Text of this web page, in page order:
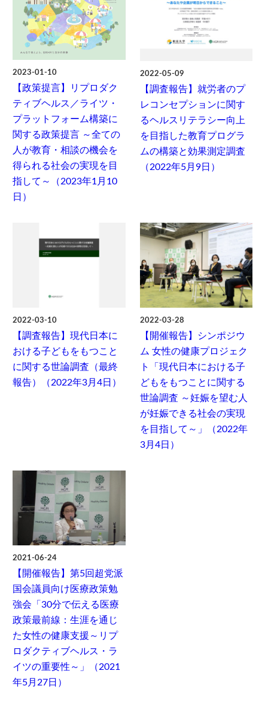
2023-01-10
【政策提言】リプロダク
ティブヘルス／ライツ・
プラットフォーム構築に
関する政策提言 ～全ての
人が教育・相談の機会を
得られる社会の実現を目
指して～（2023年1月10
日）
2022-05-09
【調査報告】就労者のプ
レコンセプションに関す
るヘルスリテラシー向上
を目指した教育プログラ
ムの構築と効果測定調査
（2022年5月9日）
2022-03-10
【調査報告】現代日本に
おける子どもをもつこと
に関する世論調査（最終
報告）（2022年3月4日）
2022-03-28
【開催報告】シンポジウ
ム 女性の健康プロジェク
ト「現代日本における子
どもをもつことに関する
世論調査 ～妊娠を望む人
が妊娠できる社会の実現
を目指して～」（2022年
3月4日）
2021-06-24
【開催報告】第5回超党派
国会議員向け医療政策勉
強会「30分で伝える医療
政策最前線：生涯を通じ
た女性の健康支援～リプ
ロダクティブヘルス・ラ
イツの重要性～」（2021
年5月27日）